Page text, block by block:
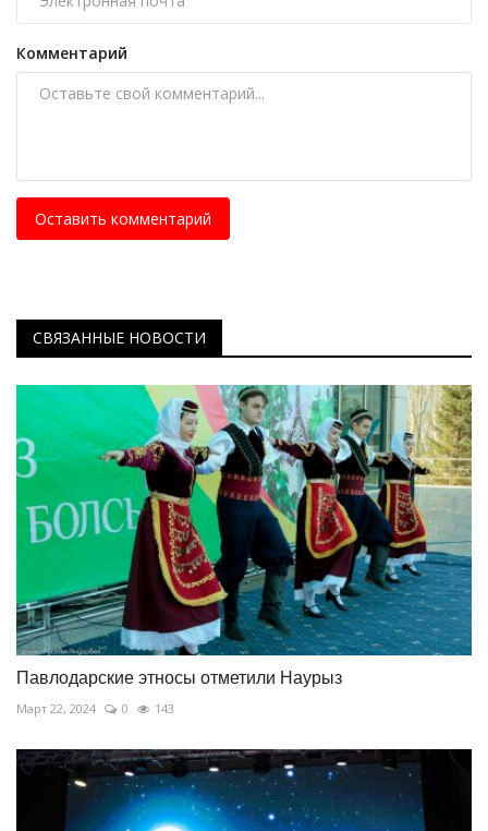
Комментарий
Оставить комментарий
СВЯЗАННЫЕ НОВОСТИ
Павлодарские этносы отметили Наурыз
Март 22, 2024 0 143